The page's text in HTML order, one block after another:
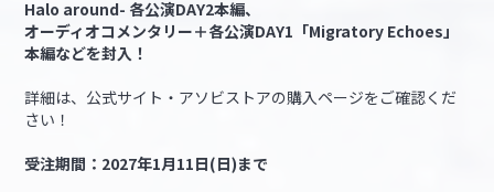
Halo around- 各公演DAY2本編、
オーディオコメンタリー＋各公演DAY1「Migratory Echoes」
本編などを封入！
詳細は、公式サイト・アソビストアの購入ページをご確認くだ
さい！
受注期間：2027年1月11日(日)まで